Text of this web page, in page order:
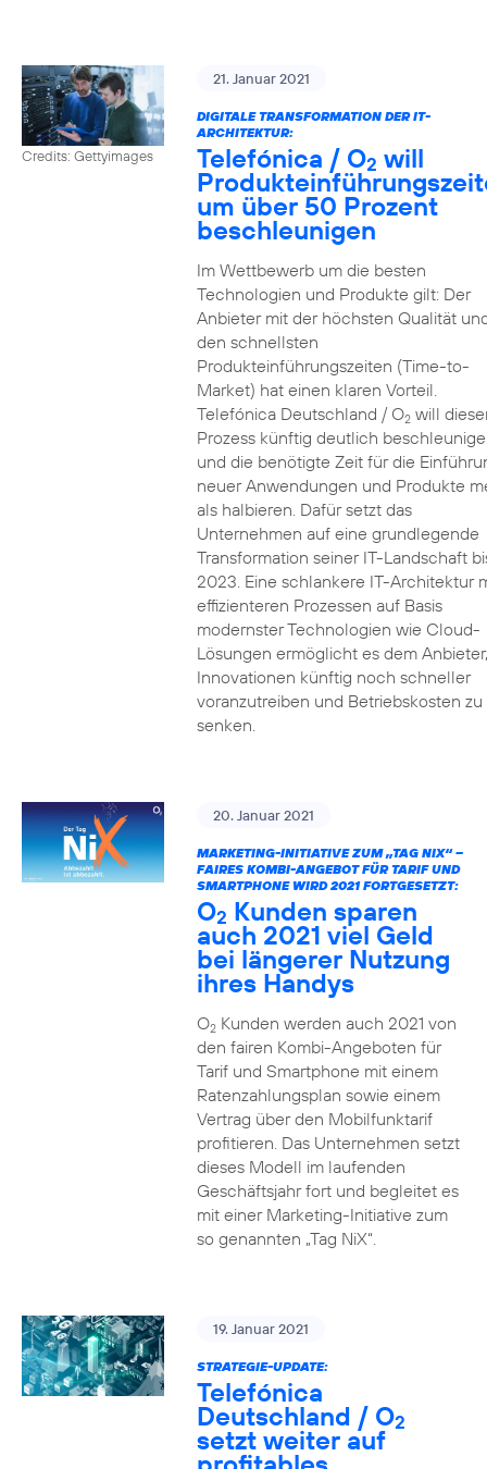
Credits: Gettyimages
21. Januar 2021
DIGITALE TRANSFORMATION DER IT-
ARCHITEKTUR:
Telefónica / O2 will
um über 50 Prozent
beschleunigen
Im Wettbewerb um die besten
Technologien und Produkte gilt: Der
Anbieter mit der höchsten Qualität
den schnellsten
Produkteinführungszeiten (Time-to-
Market) hat einen klaren Vorteil.
Telefónica Deutschland / O2will
Prozess künftig deutlich
und die benötigte Zeit für die
neuer Anwendungen und Produkte
als halbieren. Dafür setzt das
Unternehmen auf eine grundlegende
Transformation seiner IT-Landschaft
2023. Eine schlankere IT-Architektur
effizienteren Prozessen auf Basis
modernster Technologien wie Cloud-
Lösungen ermöglicht es dem Anbieter,
Innovationen künftig noch schneller
voranzutreiben und Betriebskosten zu
senken.
20. Januar 2021
MARKETING-INITIATIVE ZUM „TAG NIX“ –
FAIRES KOMBI-ANGEBOT FÜR TARIF UND
SMARTPHONE WIRD 2021 FORTGESETZT:
O2 Kunden sparen
auch 2021 viel Geld
bei längerer Nutzung
ihres Handys
O2Kunden werden auch 2021 von
den fairen Kombi-Angeboten für
Tarif und Smartphone mit einem
Ratenzahlungsplan sowie einem
Vertrag über den Mobilfunktarif
profitieren. Das Unternehmen setzt
dieses Modell im laufenden
Geschäftsjahr fort und begleitet es
mit einer Marketing-Initiative zum
so genannten „Tag NiX“.
19. Januar 2021
STRATEGIE-UPDATE:
Telefónica
Deutschland / O2
setzt weiter auf